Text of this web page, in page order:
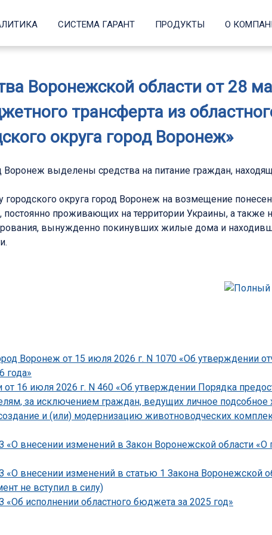
СИСТЕМА ГАРАНТ ПРОДУКТЫ О
Воронежской области от 28
трансферта из
округа город Воронеж»
выделены средства на питание граждан,
округа город Воронеж на возмещение
проживающих на территории Украины, а также
вынужденно покинувших жилые дома и
Воронеж от 15 июля 2026 г. N 1070 «Об утверждении
года»
16 июля 2026 г. N 460 «Об утверждении Порядка
за исключением граждан, ведущих личное подсобное
и (или) модернизацию животноводческих
внесении изменений в Закон Воронежской области «О
«О внесении изменений в статью 1 Закона Воронежской
не вступил в силу)
исполнении областного бюджета за 2025 год»